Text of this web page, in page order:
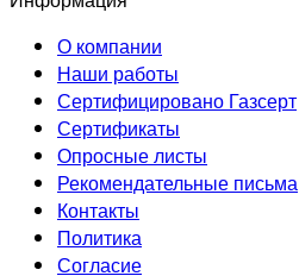
О компании
Наши работы
Сертифицировано Газсерт
Сертификаты
Опросные листы
Рекомендательные письма
Контакты
Политика
Согласие